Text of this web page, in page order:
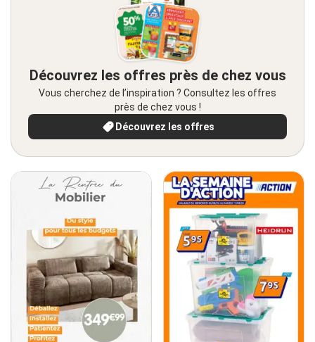
Découvrez les offres près de chez vous
Vous cherchez de l’inspiration ? Consultez les offres
près de chez vous !
Découvrez les offres